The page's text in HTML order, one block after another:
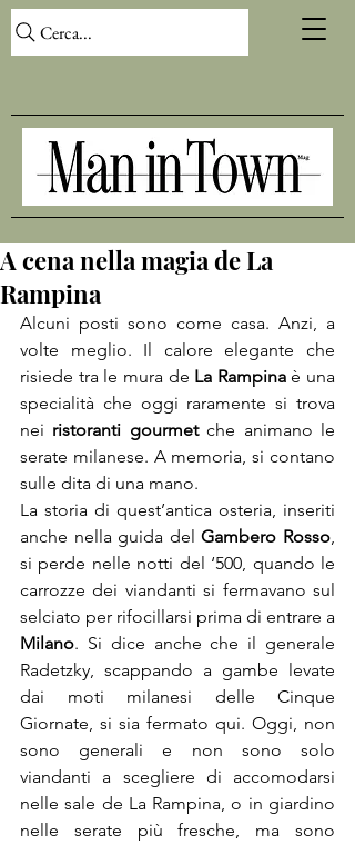
Cerca...
A cena nella magia de La
Rampina
Alcuni posti sono come casa. Anzi, a
volte meglio. Il calore elegante che
risiede tra le mura de La Rampina è una
specialità che oggi raramente si trova
nei ristoranti gourmet che animano le
serate milanese. A memoria, si contano
sulle dita di una mano.
La storia di quest’antica osteria, inseriti
anche nella guida del Gambero Rosso,
si perde nelle notti del ‘500, quando le
carrozze dei viandanti si fermavano sul
Milano. Si dice anche che il generale
Radetzky, scappando a gambe levate
dai moti milanesi delle Cinque
Giornate, si sia fermato qui. Oggi, non
sono generali e non sono solo
viandanti a scegliere di accomodarsi
nelle sale de La Rampina, o in giardino
nelle serate più fresche, ma sono